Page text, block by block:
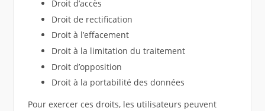
Droit d’accès
Droit de rectification
Droit à l’effacement
Droit à la limitation du traitement
Droit d’opposition
Droit à la portabilité des données
Pour exercer ces droits, les utilisateurs peuvent